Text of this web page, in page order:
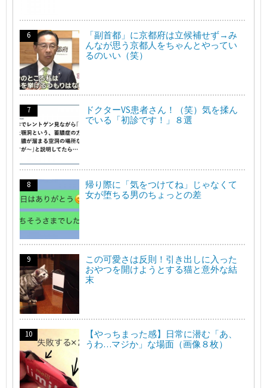
「副首都」に京都府は立候補せず→み
んなが思う京都人をちゃんとやってい
るのいい（笑）
ドクターVS患者さん！（笑）気を揉ん
でいる「初診です！」８選
帰り際に「気をつけてね」じゃなくて
女が堕ちる男のちょっとの差
この可愛さは反則！引き出しに入った
おやつを開けようとする猫と意外な結
末
【やっちまった感】日常に潜む「あ、
うわ…マジか」な場面（画像８枚）